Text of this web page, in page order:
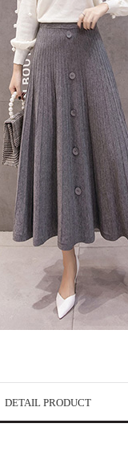
DETAIL PRODUCT